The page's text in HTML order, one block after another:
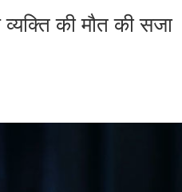
व्यक्ति की मौत की सजा